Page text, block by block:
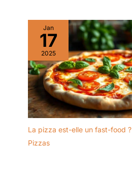
Jan
17
2025
La pizza est-elle un fast-food ?
Pizzas